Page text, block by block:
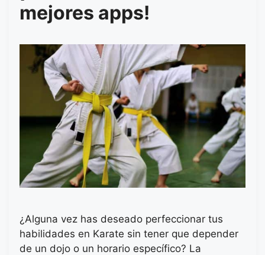
mejores apps!
¿Alguna vez has deseado perfeccionar tus
habilidades en Karate sin tener que depender
de un dojo o un horario específico? La